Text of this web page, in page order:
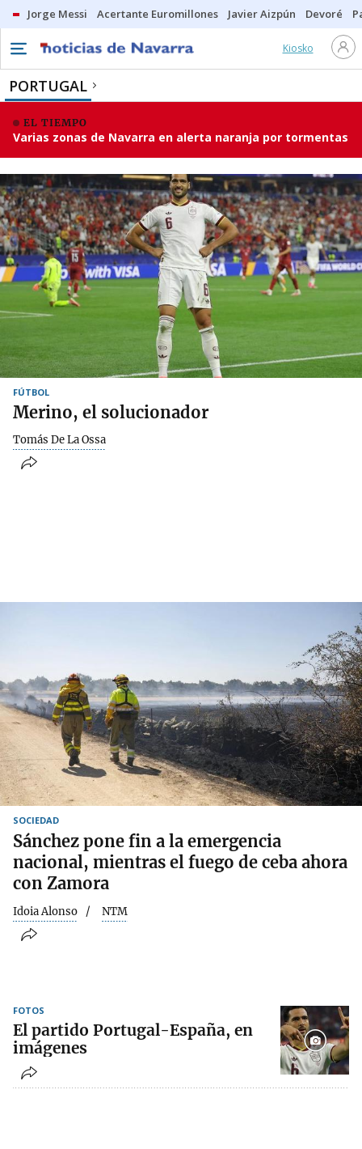
Jorge Messi Acertante Euromillones Javier Aizpún Devoré
Kiosko
PORTUGAL
EL TIEMPO
Varias zonas de Navarra en alerta naranja por tormentas
FÚTBOL
Merino, el solucionador
Tomás De La Ossa
SOCIEDAD
Sánchez pone fin a la emergencia
nacional, mientras el fuego de ceba ahora
con Zamora
Idoia Alonso NTM
FOTOS
El partido Portugal-España, en
imágenes